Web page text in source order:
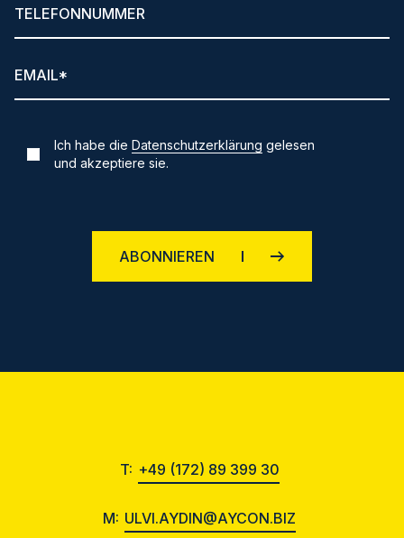
Ich habe dieDatenschutzerklärung gelesen
und akzeptiere sie.
ABONNIEREN
T: +49 (172) 89 399 30
M: ULVI.AYDIN@AYCON.BIZ